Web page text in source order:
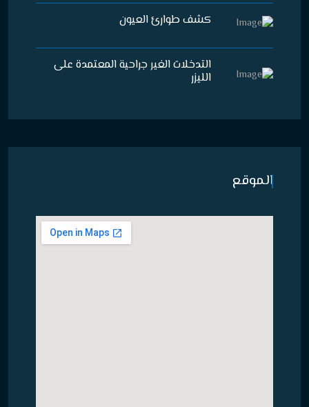
كشف طوارئ العيون
التدخلات الغير جراحية المعتمدة على
الليزر
الموقع